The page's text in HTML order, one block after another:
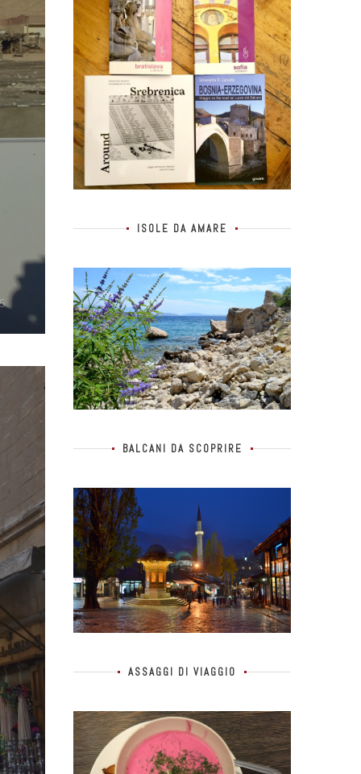
5
ISOLE DA AMARE
BALCANI DA SCOPRIRE
ASSAGGI DI VIAGGIO